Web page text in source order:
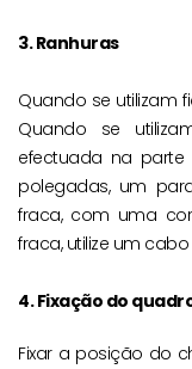
3. Ranhuras
Quando se utilizam
Quando se
efectuada na parte
polegadas, um
fraca, com uma
fraca, utilize um
4. Fixação do
Fixar a posição do